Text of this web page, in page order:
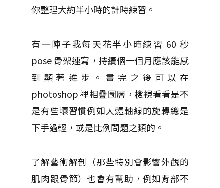
你整理大約半小時的計時練習。
有一陣子我每天花半小時練習 60 秒
pose 骨架速寫，持續個一個月應該能感
到顯著進步。畫完之後可以在
photoshop 裡相疊圖層，檢視看看是不
是有些壞習慣例如人體軸線的旋轉總是
下手過輕，或是比例問題之類的。
了解藝術解剖（那些特別會影響外觀的
肌肉跟骨節）也會有幫助，例如背部不